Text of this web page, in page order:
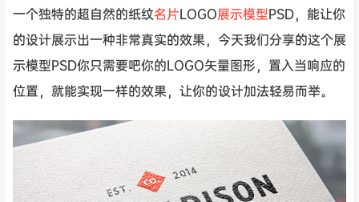
一个独特的超自然的纸纹名片LOGO展示模型PSD，能让你
的设计展示出一种非常真实的效果，今天我们分享的这个展
示模型PSD你只需要吧你的LOGO矢量图形，置入当响应的
位置，就能实现一样的效果，让你的设计加法轻易而举。